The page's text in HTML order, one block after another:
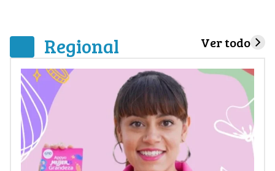
Regional Ver todo